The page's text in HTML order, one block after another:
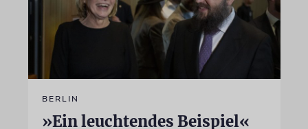
BERLIN
»Ein leuchtendes Beispiel«